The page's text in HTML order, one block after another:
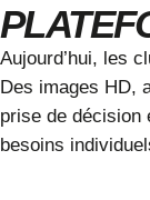
Aujourd’hui, les
Des images HD,
prise de décision
besoins